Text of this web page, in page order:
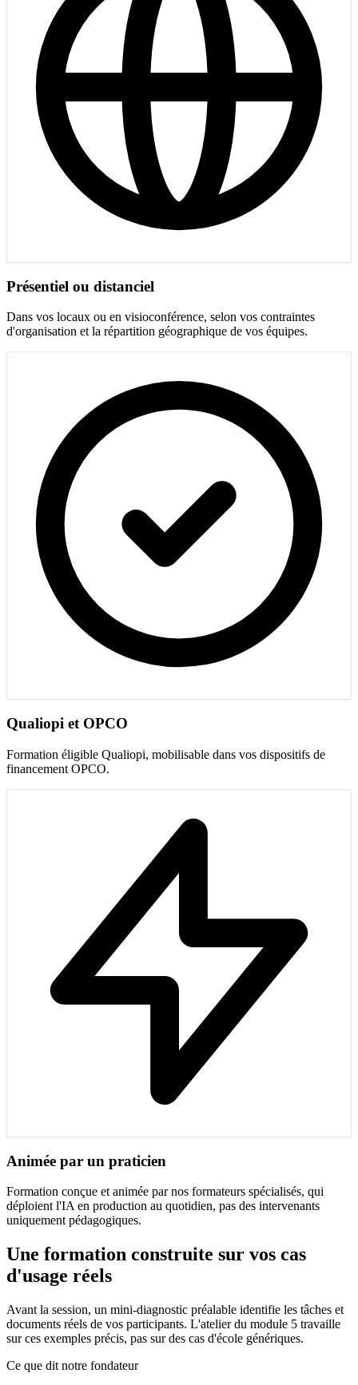
Présentiel ou distanciel
Dans vos locaux ou en visioconférence, selon vos contraintes
d'organisation et la répartition géographique de vos équipes.
Qualiopi et OPCO
Formation éligible Qualiopi, mobilisable dans vos dispositifs de
financement OPCO.
Animée par un praticien
Formation conçue et animée par nos formateurs spécialisés, qui
déploient l'IA en production au quotidien, pas des intervenants
uniquement pédagogiques.
Une formation construite sur vos cas
d'usage réels
Avant la session, un mini-diagnostic préalable identifie les tâches et
documents réels de vos participants. L'atelier du module 5 travaille
sur ces exemples précis, pas sur des cas d'école génériques.
Ce que dit notre fondateur